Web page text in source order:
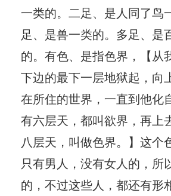
一类的。二足、是人同了鸟
足、是兽一类的。多足、是
的。有色、是指色界，【从
下边的最下一层地狱起，向
在所住的世界，一直到他化
有六层天，都叫欲界，再上
八层天，叫做色界。】这个
只有男人，没有女人的，所
的，不过这些人，都还有形